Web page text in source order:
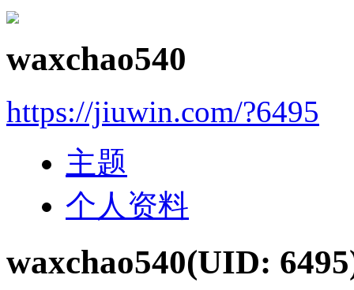
waxchao540
https://jiuwin.com/?6495
主题
个人资料
waxchao540(UID: